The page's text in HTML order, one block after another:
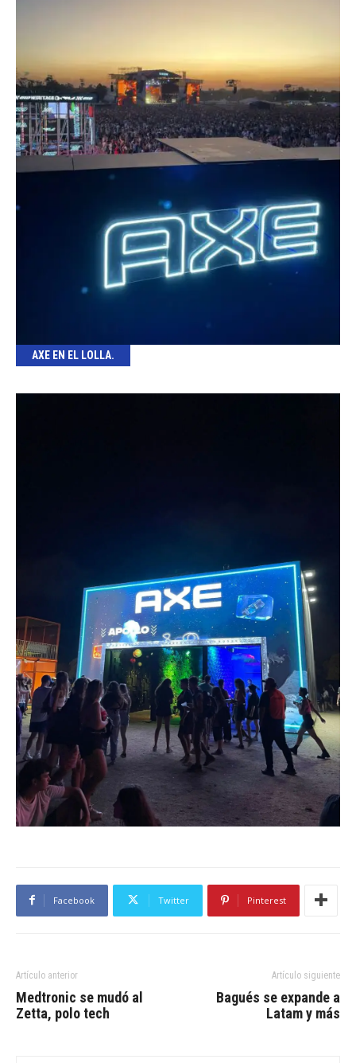
AXE EN EL LOLLA.
Facebook Twitter Pinterest
Artículo anterior
Medtronic se mudó al
Zetta, polo tech
Artículo siguiente
Bagués se expande a
Latam y más